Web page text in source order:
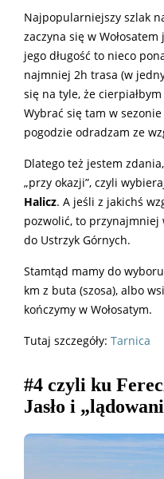
Najpopularniejszy szlak
zaczyna się w
jego długość to nieco
najmniej 2h trasa (w
się na tyle, że
Wybrać się tam w
pogodzie odradzam ze
Dlatego też jestem
„przy okazji”, czyli
Halicz. A jeśli z jakichś
pozwolić, to przynajmniej
do Ustrzyk Górnych.
Stamtąd mamy do
km z buta (szosa), albo
kończymy w Wołosatym.
Tutaj szczegóły: Tarnica
#4 czyli ku
Jasło i